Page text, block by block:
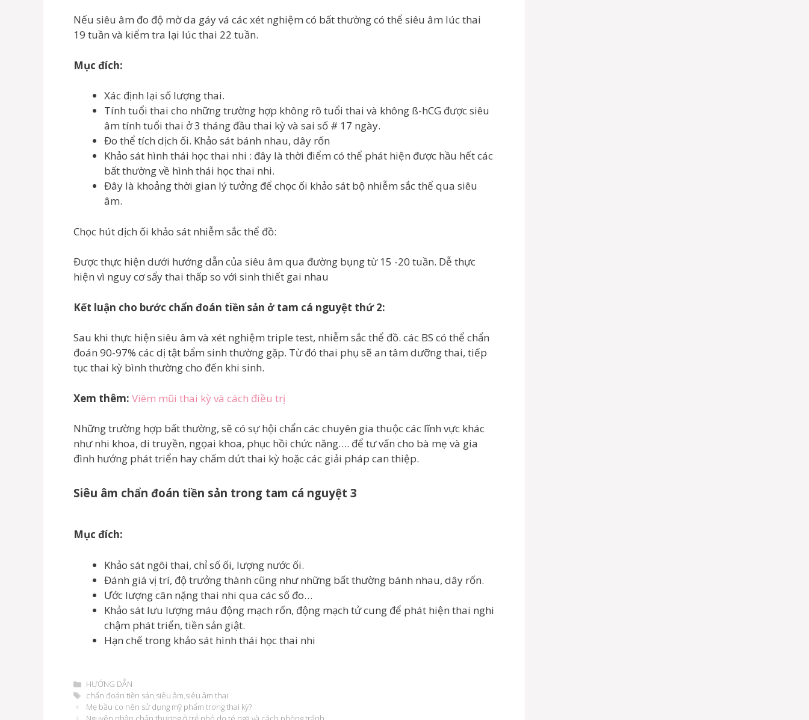
Nếu siêu âm đo độ mờ da gáy vá các xét nghiệm có bất thường có thể siêu âm lúc thai
19 tuần và kiểm tra lại lúc thai 22 tuần.
Mục đích:
Xác định lại số lượng thai.
Tính tuổi thai cho những trường hợp không rõ tuổi thai và không ß-hCG được siêu
âm tính tuổi thai ở 3 tháng đầu thai kỳ và sai số # 17 ngày.
Đo thể tích dịch ối. Khảo sát bánh nhau, dây rốn
Khảo sát hình thái học thai nhi : đây là thời điểm có thể phát hiện được hầu hết các
bất thường về hình thái học thai nhi.
Đây là khoảng thời gian lý tưởng để chọc ối khảo sát bộ nhiễm sắc thể qua siêu
âm.
Chọc hút dịch ối khảo sát nhiễm sắc thể đồ:
Được thực hiện dưới hướng dẫn của siêu âm qua đường bụng từ 15 -20 tuần. Dễ thực
hiện vì nguy cơ sẩy thai thấp so với sinh thiết gai nhau
Kết luận cho bước chẩn đoán tiền sản ở tam cá nguyệt thứ 2:
Sau khi thực hiện siêu âm và xét nghiệm triple test, nhiễm sắc thể đồ. các BS có thể chẩn
đoán 90-97% các dị tật bẩm sinh thường gặp. Từ đó thai phụ sẽ an tâm dưỡng thai, tiếp
tục thai kỳ bình thường cho đến khi sinh.
Xem thêm: Viêm mũi thai kỳ và cách điều trị
Những trường hợp bất thường, sẽ có sự hội chẩn các chuyên gia thuộc các lĩnh vực khác
như nhi khoa, di truyền, ngọai khoa, phục hồi chức năng…. để tư vấn cho bà mẹ và gia
đình hướng phát triển hay chấm dứt thai kỳ hoặc các giải pháp can thiệp.
Siêu âm chẩn đoán tiền sản trong tam cá nguyệt 3
Mục đích:
Khảo sát ngôi thai, chỉ số ối, lượng nước ối.
Đánh giá vị trí, độ trưởng thành cũng như những bất thường bánh nhau, dây rốn.
Ước lượng cân nặng thai nhi qua các số đo…
Khảo sát lưu lượng máu động mạch rốn, động mạch tử cung để phát hiện thai nghi
chậm phát triển, tiền sản giật.
Hạn chế trong khảo sát hình thái học thai nhi
Danh
mục
HƯỚNG DẪN
Thẻ
chẩn đoán tiền sản,siêu âm,siêu âm thai
Điều
hướng
Mẹ bầu co nên sử dụng mỹ phẩm trong thai kỳ?